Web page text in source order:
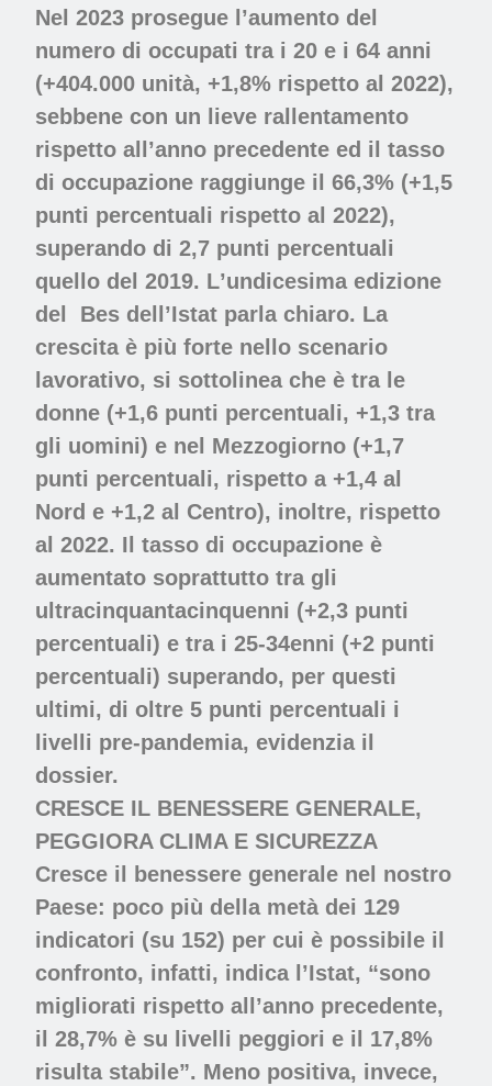
Nel 2023 prosegue l’aumento del
numero di occupati tra i 20 e i 64 anni
(+404.000 unità, +1,8% rispetto al 2022),
sebbene con un lieve rallentamento
rispetto all’anno precedente ed il tasso
di occupazione raggiunge il 66,3% (+1,5
punti percentuali rispetto al 2022),
superando di 2,7 punti percentuali
quello del 2019. L’undicesima edizione
del
Bes dell’Istat parla chiaro. La
crescita è più forte nello scenario
lavorativo, si sottolinea che è tra le
donne (+1,6 punti percentuali, +1,3 tra
gli uomini) e nel Mezzogiorno (+1,7
punti percentuali, rispetto a +1,4 al
Nord e +1,2 al Centro), inoltre, rispetto
al 2022. Il tasso di occupazione è
aumentato soprattutto tra gli
ultracinquantacinquenni (+2,3 punti
percentuali) e tra i 25-34enni (+2 punti
percentuali) superando, per questi
ultimi, di oltre 5 punti percentuali i
livelli pre-pandemia, evidenzia il
dossier.
CRESCE IL BENESSERE GENERALE,
PEGGIORA CLIMA E SICUREZZA
Cresce il benessere generale nel nostro
Paese: poco più della metà dei 129
indicatori (su 152) per cui è possibile il
confronto, infatti, indica l’Istat, “sono
migliorati rispetto all’anno precedente,
il 28,7% è su livelli peggiori e il 17,8%
risulta stabile”. Meno positiva, invece,